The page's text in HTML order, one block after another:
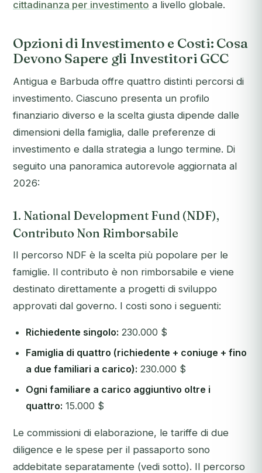
cittadinanza per investimento a livello globale.
Opzioni di Investimento e Costi: Cosa
Devono Sapere gli Investitori GCC
Antigua e Barbuda offre quattro distinti percorsi di
investimento. Ciascuno presenta un profilo
finanziario diverso e la scelta giusta dipende dalle
dimensioni della famiglia, dalle preferenze di
investimento e dalla strategia a lungo termine. Di
seguito una panoramica autorevole aggiornata al
2026:
1. National Development Fund (NDF),
Contributo Non Rimborsabile
Il percorso NDF è la scelta più popolare per le
famiglie. Il contributo è non rimborsabile e viene
destinato direttamente a progetti di sviluppo
approvati dal governo. I costi sono i seguenti:
Richiedente singolo: 230.000 $
Famiglia di quattro (richiedente + coniuge + fino
a due familiari a carico): 230.000 $
Ogni familiare a carico aggiuntivo oltre i
quattro: 15.000 $
Le commissioni di elaborazione, le tariffe di due
diligence e le spese per il passaporto sono
addebitate separatamente (vedi sotto). Il percorso